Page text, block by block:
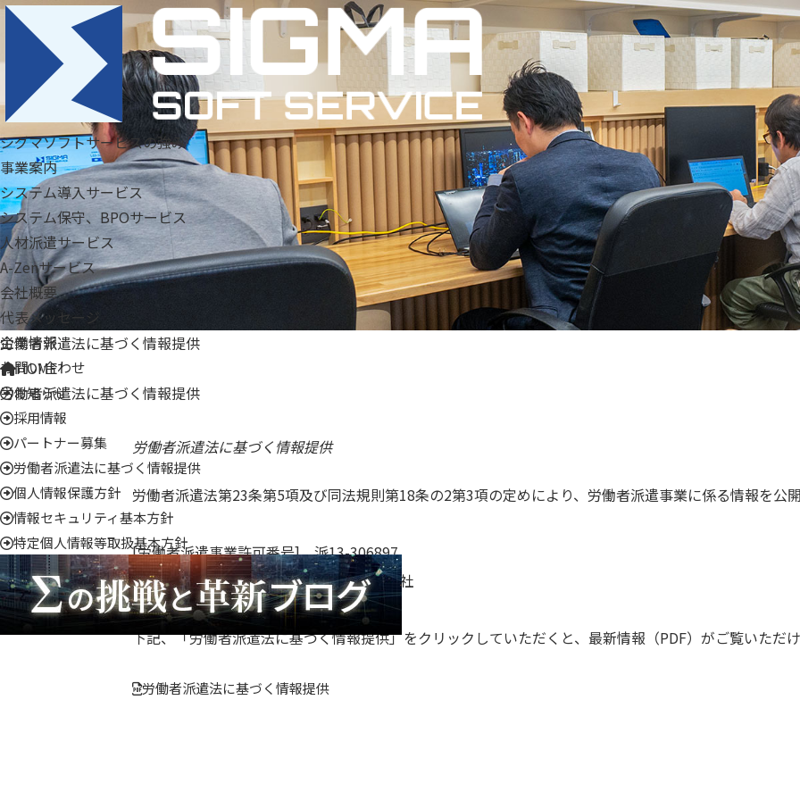
シグマソフトサービスの強み
事業案内
システム導入サービス
システム保守、BPOサービス
人材派遣サービス
A-Zenサービス
会社概要
代表メッセージ
企業情報
お問い合わせ
お知らせ
採用情報
パートナー募集
労働者派遣法に基づく情報提供
個人情報保護方針
情報セキュリティ基本方針
特定個人情報等取扱基本方針
労働者派遣法に基づく情報提供
HOME
労働者派遣法に基づく情報提供
労働者派遣法に基づく情報提供
労働者派遣法第23条第5項及び同法規則第18条の2第3項の定めにより、労働者派遣事業に係る情報を公開
[労働者派遣事業許可番号] 派13-306897
[事業者名] シグマソフトサービス株式会社
下記、「労働者派遣法に基づく情報提供」をクリックしていただくと、最新情報（PDF）がご覧いただけ
労働者派遣法に基づく情報提供